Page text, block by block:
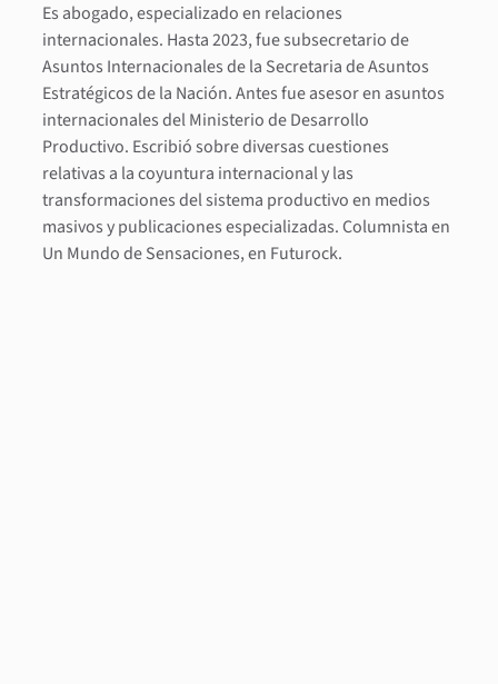
Es abogado, especializado en relaciones
internacionales. Hasta 2023, fue subsecretario de
Asuntos Internacionales de la Secretaria de Asuntos
Estratégicos de la Nación. Antes fue asesor en asuntos
internacionales del Ministerio de Desarrollo
Productivo. Escribió sobre diversas cuestiones
relativas a la coyuntura internacional y las
transformaciones del sistema productivo en medios
masivos y publicaciones especializadas. Columnista en
Un Mundo de Sensaciones, en Futurock.